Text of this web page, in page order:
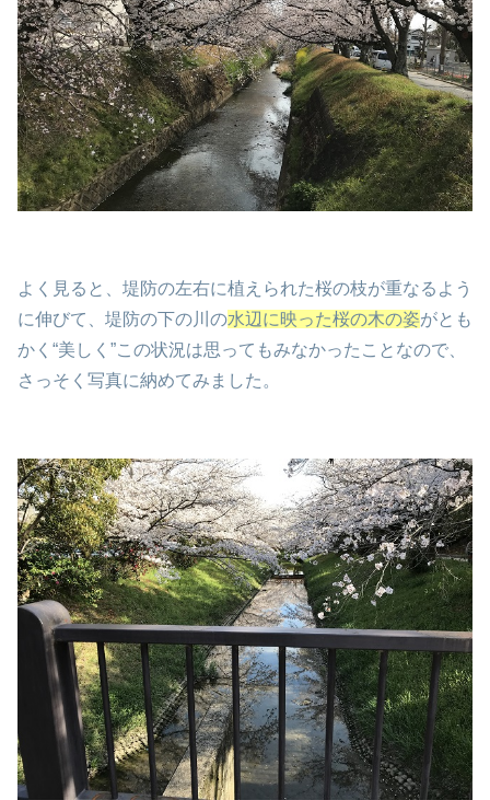
よく見ると、堤防の左右に植えられた桜の枝が重なるよう
に伸びて、堤防の下の川の水辺に映った桜の木の姿がとも
かく“美しく”この状況は思ってもみなかったことなので、
さっそく写真に納めてみました。